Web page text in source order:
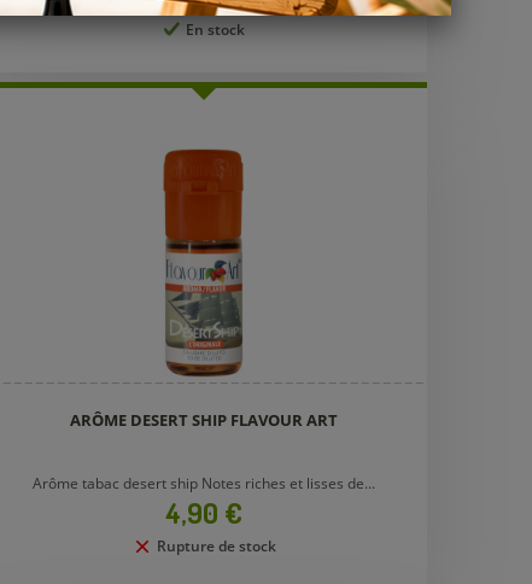
En stock
ARÔME DESERT SHIP FLAVOUR ART
Arôme tabac desert ship Notes riches et lisses de...
Prix
4,90 €
Rupture de stock